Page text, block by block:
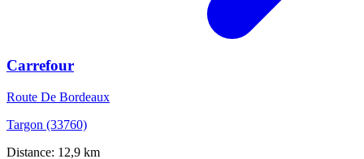
Carrefour
Route De Bordeaux
Targon (33760)
Distance: 12,9 km